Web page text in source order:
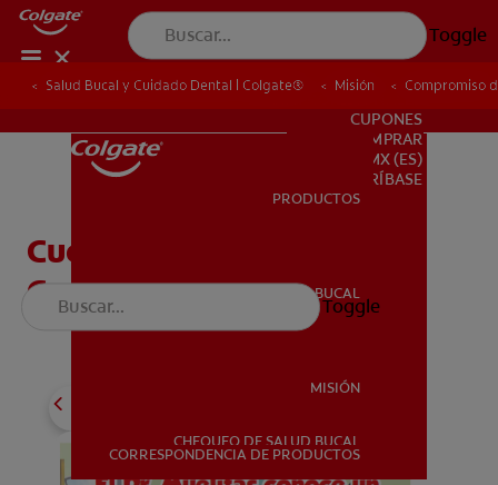
Toggle
PRODUCTOS
SALUD BUCAL
PARA PROFESIONALES
CUPONES
DONDE COMPRAR
MX (ES)
SUSCRÍBASE
PRODUCTOS
SALUD BUCAL
MISIÓN
CHEQUEO DE SALUD BUCAL
CORRESPONDENCIA DE PRODUCTOS
Toggle
Salud Bucal y Cuidado Dental | Colgate® Misión Compromiso
Salud Bucal y Cuidado Dental | Colgate® Misión Compromiso
Cuento: El Dr. Muelitas
Conoce a un Cepipótamo